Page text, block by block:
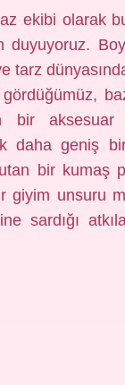
ekibi olarak
duyuyoruz.
tarz
gördüğümüz,
bir aksesuar
daha geniş
bir kumaş
giyim unsuru
sardığı